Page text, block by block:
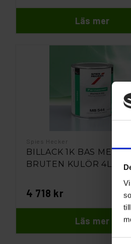
Läs mer
Spies Hecker
BILLACK 1K BAS MET.
BRUTEN KULÖR 4L
4 718 kr
Läs mer